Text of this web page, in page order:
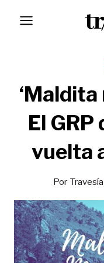
El
vuelta
Por